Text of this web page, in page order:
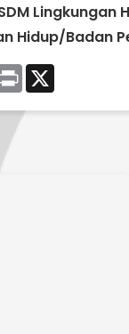
Lingkungan
Hidup/Badan
Print